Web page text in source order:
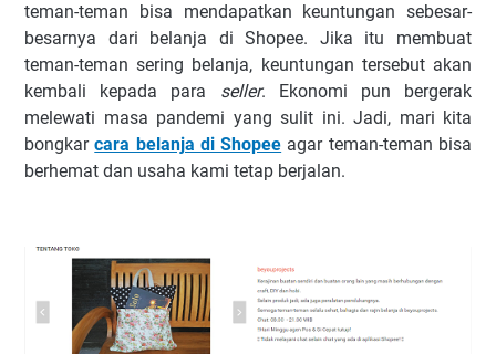
teman-teman bisa mendapatkan keuntungan sebesar-
besarnya dari belanja di Shopee. Jika itu membuat
teman-teman sering belanja, keuntungan tersebut akan
kembali kepada para seller. Ekonomi pun bergerak
melewati masa pandemi yang sulit ini. Jadi, mari kita
bongkarcara belanja di Shopee agar teman-teman bisa
berhemat dan usaha kami tetap berjalan.